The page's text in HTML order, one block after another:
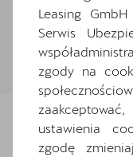
Leasing
Serwis
zgody na
ustawienia
zgodę